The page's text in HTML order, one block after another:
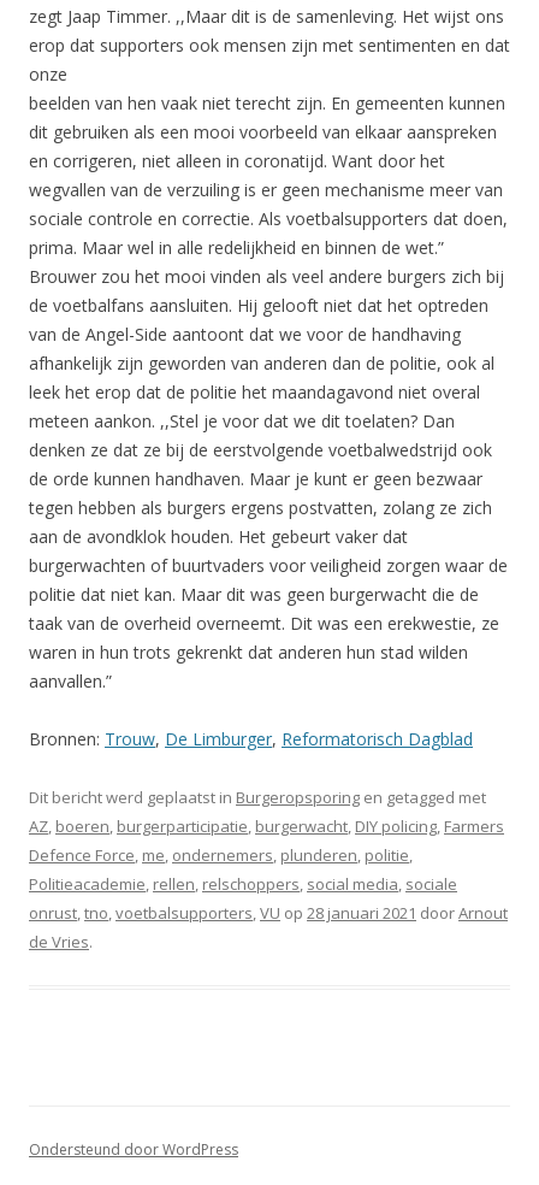
zegt Jaap Timmer. ,,Maar dit is de samenleving. Het wijst ons
erop dat supporters ook mensen zijn met sentimenten en dat
onze
beelden van hen vaak niet terecht zijn. En gemeenten kunnen
dit gebruiken als een mooi voorbeeld van elkaar aanspreken
en corrigeren, niet alleen in coronatijd. Want door het
wegvallen van de verzuiling is er geen mechanisme meer van
sociale controle en correctie. Als voetbalsupporters dat doen,
prima. Maar wel in alle redelijkheid en binnen de wet.”
Brouwer zou het mooi vinden als veel andere burgers zich bij
de voetbalfans aansluiten. Hij gelooft niet dat het optreden
van de Angel-Side aantoont dat we voor de handhaving
afhankelijk zijn geworden van anderen dan de politie, ook al
leek het erop dat de politie het maandagavond niet overal
meteen aankon. ,,Stel je voor dat we dit toelaten? Dan
denken ze dat ze bij de eerstvolgende voetbalwedstrijd ook
de orde kunnen handhaven. Maar je kunt er geen bezwaar
tegen hebben als burgers ergens postvatten, zolang ze zich
aan de avondklok houden. Het gebeurt vaker dat
burgerwachten of buurtvaders voor veiligheid zorgen waar de
politie dat niet kan. Maar dit was geen burgerwacht die de
taak van de overheid overneemt. Dit was een erekwestie, ze
waren in hun trots gekrenkt dat anderen hun stad wilden
aanvallen.”
Bronnen: Trouw, De Limburger, Reformatorisch Dagblad
Dit bericht werd geplaatst in Burgeropsporing en getagged met
AZ, boeren, burgerparticipatie, burgerwacht, DIY policing, Farmers
Defence Force, me, ondernemers, plunderen, politie,
Politieacademie, rellen, relschoppers, social media, sociale
onrust,tno,voetbalsupporters,VU op 28 januari 2021 doorArnout
de Vries.
Ondersteund door WordPress